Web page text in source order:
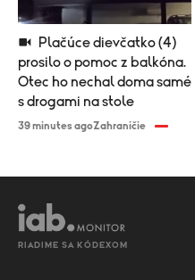
prosilo o pomoc z balkóna.
Otec ho nechal doma samé
s drogami na stole
39 minutes agoZahraničie
RIADIME SA KÓDEXOM